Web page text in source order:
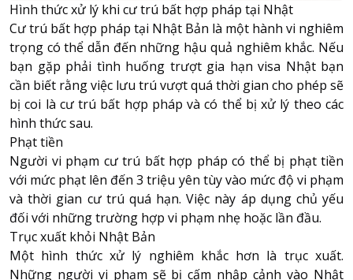
Hình thức xử lý khi cư trú bất hợp pháp tại Nhật
Cư trú bất hợp pháp tại Nhật Bản là một hành vi nghiêm
trọng có thể dẫn đến những hậu quả nghiêm khắc. Nếu
bạn gặp phải tình huống trượt gia hạn visa Nhật bạn
cần biết rằng việc lưu trú vượt quá thời gian cho phép sẽ
bị coi là cư trú bất hợp pháp và có thể bị xử lý theo các
hình thức sau.
Phạt tiền
Người vi phạm cư trú bất hợp pháp có thể bị phạt tiền
với mức phạt lên đến 3 triệu yên tùy vào mức độ vi phạm
và thời gian cư trú quá hạn. Việc này áp dụng chủ yếu
đối với những trường hợp vi phạm nhẹ hoặc lần đầu.
Trục xuất khỏi Nhật Bản
Một hình thức xử lý nghiêm khắc hơn là trục xuất.
Những người vi phạm sẽ bị cấm nhập cảnh vào Nhật